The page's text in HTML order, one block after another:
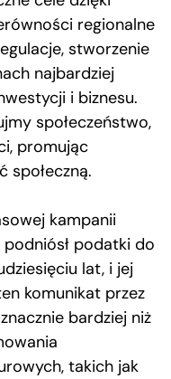
regionalne
stworzenie
najbardziej
i biznesu.
społeczeństwo,
promując
społeczną.
kampanii
podniósł podatki do
lat, i jej
komunikat przez
bardziej niż
takich jak